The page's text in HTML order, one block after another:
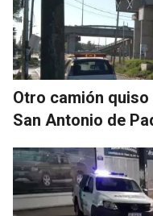
Otro camión
San Antonio de